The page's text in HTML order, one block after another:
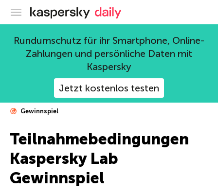
Offizieller Blog von Kaspersky
Rundumschutz für ihr Smartphone, Online-
Zahlungen und persönliche Daten mit
Kaspersky
Jetzt kostenlos testen
Gewinnspiel
Teilnahmebedingungen
Kaspersky Lab
Gewinnspiel